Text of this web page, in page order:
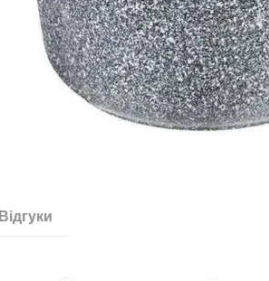
Відгуки